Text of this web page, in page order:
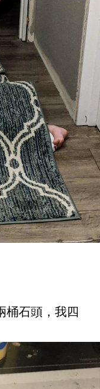
桶石頭，我四